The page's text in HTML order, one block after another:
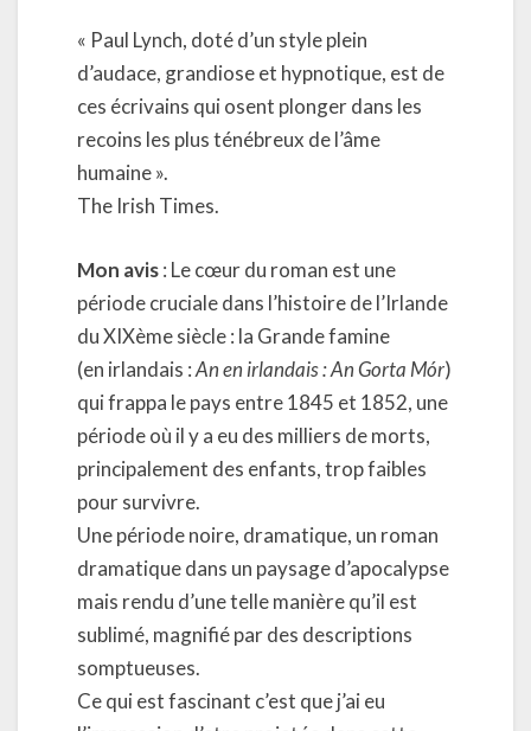
« Paul Lynch, doté d’un style plein
d’audace, grandiose et hypnotique, est de
ces écrivains qui osent plonger dans les
recoins les plus ténébreux de l’âme
humaine ».
The Irish Times.
Mon avis: Le cœur du roman est une
période cruciale dans l’histoire de l’Irlande
du XIXème siècle : la Grande famine
(en irlandais :An en irlandais : An Gorta Mór)
qui frappa le pays entre 1845 et 1852, une
période où il y a eu des milliers de morts,
principalement des enfants, trop faibles
pour survivre.
Une période noire, dramatique, un roman
dramatique dans un paysage d’apocalypse
mais rendu d’une telle manière qu’il est
sublimé, magnifié par des descriptions
somptueuses.
Ce qui est fascinant c’est que j’ai eu